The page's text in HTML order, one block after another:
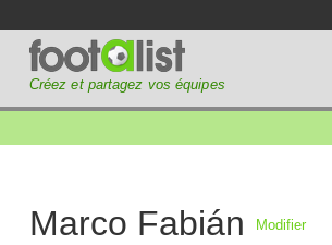
Créez et partagez vos équipes
Marco Fabián Modifier